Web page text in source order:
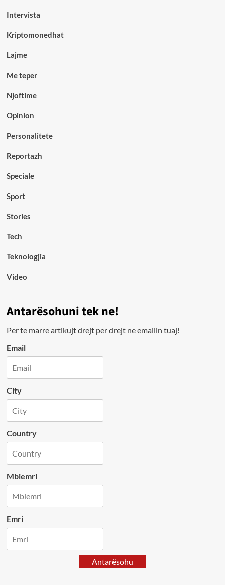
Intervista
Kriptomonedhat
Lajme
Me teper
Njoftime
Opinion
Personalitete
Reportazh
Speciale
Sport
Stories
Tech
Teknologjia
Video
Antarësohuni tek ne!
Per te marre artikujt drejt per drejt ne emailin tuaj!
Email
City
Country
Mbiemri
Emri
Antarësohu